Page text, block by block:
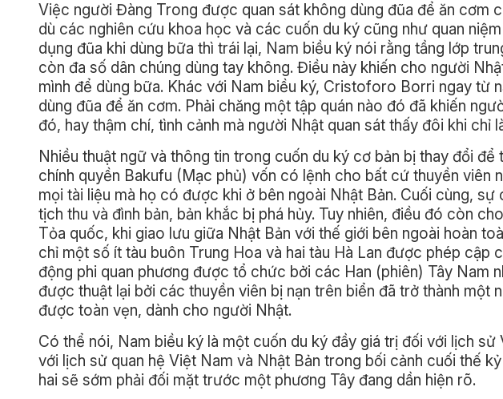
Việc người Đàng Trong được quan sát không dùng đũa để ăn cơm
dù các nghiên cứu khoa học và các cuốn du ký cũng như quan
dụng đũa khi dùng bữa thì trái lại, Nam biều ký nói rằng tầng lớp
còn đa số dân chúng dùng tay không. Điều này khiến cho người
mình để dùng bữa. Khác với Nam biều ký, Cristoforo Borri ngay từ
dùng đũa để ăn cơm. Phải chăng một tập quán nào đó đã khiến
đó, hay thậm chí, tình cảnh mà người Nhật quan sát thấy đôi khi chỉ
Nhiều thuật ngữ và thông tin trong cuốn du ký cơ bản bị thay đổi
chính quyền Bakufu (Mạc phủ) vốn có lệnh cho bất cứ thuyền viên
mọi tài liệu mà họ có được khi ở bên ngoài Nhật Bản. Cuối cùng, sự
tịch thu và đình bản, bản khắc bị phá hủy. Tuy nhiên, điều đó còn
Tỏa quốc, khi giao lưu giữa Nhật Bản với thế giới bên ngoài hoàn
chỉ một số ít tàu buôn Trung Hoa và hai tàu Hà Lan được phép cập
động phi quan phương được tổ chức bởi các Han (phiên) Tây Nam
được thuật lại bởi các thuyền viên bị nạn trên biển đã trở thành một
được toàn vẹn, dành cho người Nhật.
Có thể nói, Nam biều ký là một cuốn du ký đầy giá trị đối với lịch
với lịch sử quan hệ Việt Nam và Nhật Bản trong bối cảnh cuối thế
hai sẽ sớm phải đối mặt trước một phương Tây đang dần hiện rõ.